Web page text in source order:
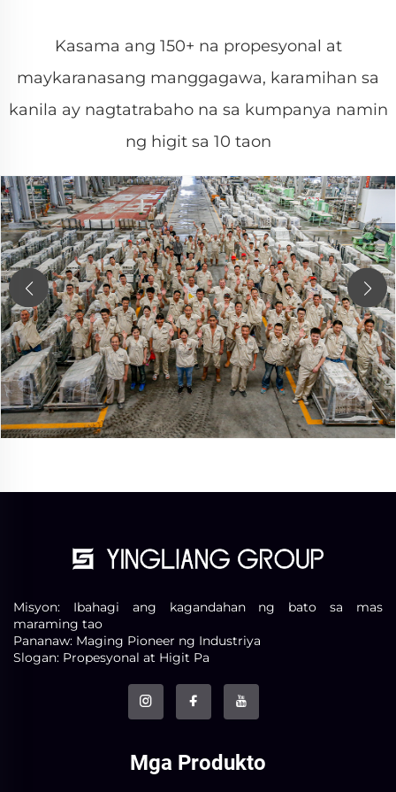
Kasama ang 150+ na propesyonal at
maykaranasang manggagawa, karamihan sa
kanila ay nagtatrabaho na sa kumpanya namin
ng higit sa 10 taon
Misyon: Ibahagi ang kagandahan ng bato sa mas
maraming tao
Pananaw: Maging Pioneer ng Industriya
Slogan: Propesyonal at Higit Pa
Mga Produkto